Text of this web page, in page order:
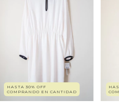
HASTA 30% OFF
COMPRANDO EN CANTIDAD